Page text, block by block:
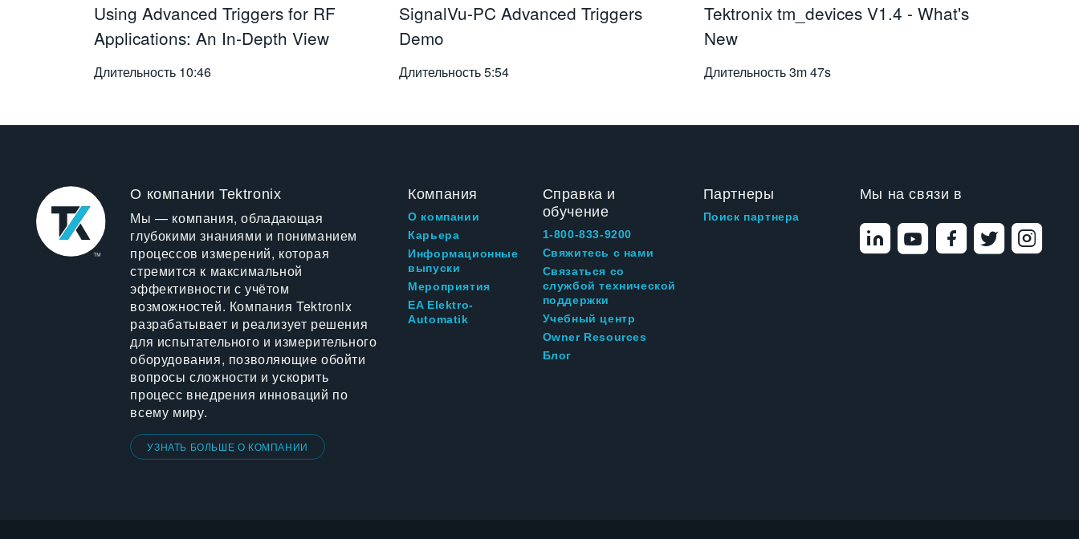
Using Advanced Triggers for RF
Applications: An In-Depth View
Длительность 10:46
SignalVu-PC Advanced Triggers
Demo
Длительность5:54
Tektronix tm_devices V1.4 - What's
New
Длительность3m 47s
О компании Tektronix
Мы — компания, обладающая
глубокими знаниями и пониманием
процессов измерений, которая
стремится к максимальной
эффективности с учётом
возможностей. Компания Tektronix
разрабатывает и реализует решения
для испытательного и измерительного
оборудования, позволяющие обойти
вопросы сложности и ускорить
процесс внедрения инноваций по
всему миру.
УЗНАТЬ БОЛЬШЕ О КОМПАНИИ
Компания
О компании
Карьера
Информационные
выпуски
Мероприятия
EA Elektro-
Automatik
Справка и
обучение
1-800-833-9200
Свяжитесь с нами
Связаться со
службой технической
поддержки
Учебный центр
Owner Resources
Блог
Партнеры
Поиск партнера
Мы на связи в